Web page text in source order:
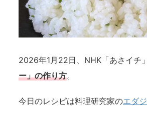
2026年1月22日、NHK「あさイチ
ー」の作り方。
今日のレシピは料理研究家のエダ